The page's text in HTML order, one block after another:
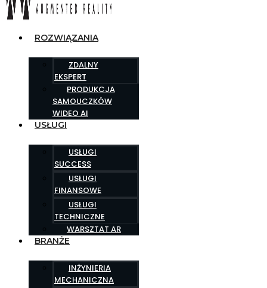
ROZWIĄZANIA
ZDALNY
EKSPERT
PRODUKCJA
SAMOUCZKÓW
WIDEO AI
USŁUGI
USŁUGI
SUCCESS
USŁUGI
FINANSOWE
USŁUGI
TECHNICZNE
WARSZTAT AR
BRANŻE
INŻYNIERIA
MECHANICZNA